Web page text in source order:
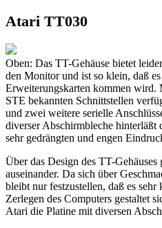
Atari TT030
Oben: Das TT-Gehäuse bietet
den Monitor und ist so klein, daß
Erweiterungskarten kommen wird.
STE bekannten Schnittstellen
und zwei weitere serielle
diverser Abschirmbleche hinterläßt
sehr gedrängten und engen
Über das Design des TT-
auseinander. Da sich über
bleibt nur festzustellen, daß es
Zerlegen des Computers gestaltet
Atari die Platine mit diversen